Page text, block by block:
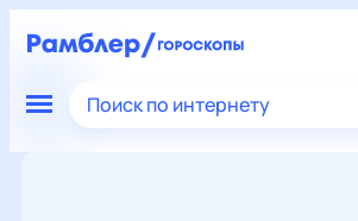
Поиск по интернету